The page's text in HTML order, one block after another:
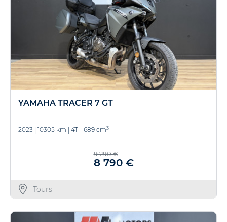
YAMAHA TRACER 7 GT
2023 10305 km 4T - 689 cm3
9 290 €
8 790 €
Tours